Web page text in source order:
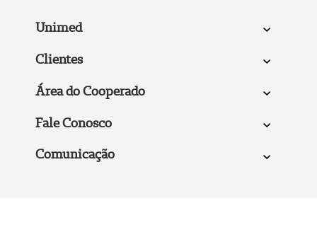
Unimed
Clientes
Área do Cooperado
Fale Conosco
Comunicação